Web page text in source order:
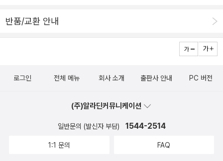
반품/교환 안내
로그인 전체 메뉴 회사 소개 출판사 안내 PC 버전
(주)알라딘커뮤니케이션
일반문의 (발신자 부담) 1544-2514
1:1 문의 FAQ